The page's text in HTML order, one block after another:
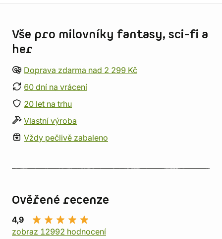
Vše pro milovníky fantasy, sci-fi a
her
Doprava zdarma nad 2 299 Kč
60 dní na vrácení
20 let na trhu
Vlastní výroba
Vždy pečlivě zabaleno
Ověřené recenze
4,9
zobraz 12992 hodnocení